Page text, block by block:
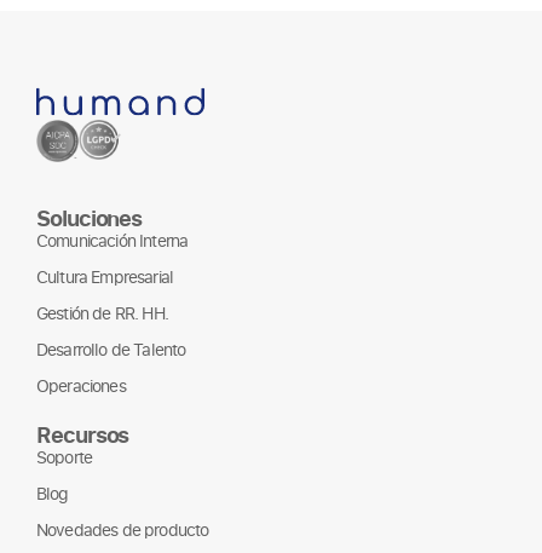
Soluciones
Comunicación Interna
Cultura Empresarial
Gestión de RR. HH.
Desarrollo de Talento
Operaciones
Recursos
Soporte
Blog
Novedades de producto